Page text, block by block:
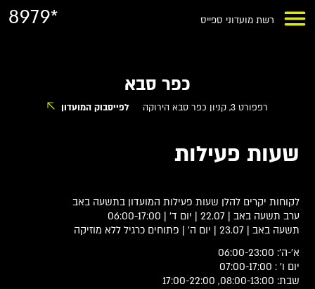
רשת מועדוני ספייס 8979*
כפר סבא
רפפורט 3, קניון כפר סבא הירוקה לפייסבוק המועדון
שעות פעילות
לקוחות יקרים להלן שעות פעילות המועדון בתשעה באב
ערב תשעה באב | 22.07 | יום ד' | 06:00-17:00
תשעה באב | 23.07 | יום ה' | פתוחים כרגיל ללא מוזיקה
א'-ה': 06:00-23:00
יום ו' : 07:00-17:00
שבת: 08:00-13:00, 17:00-22:00